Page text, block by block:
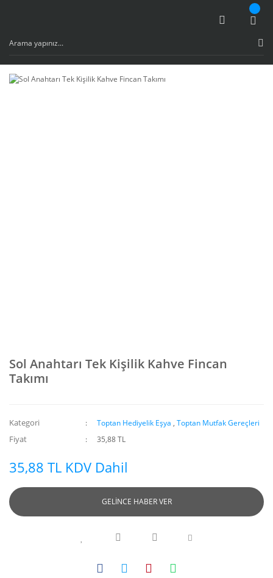
Sol Anahtarı Tek Kişilik Kahve Fincan
Takımı
Kategori Toptan Hediyelik Eşya ,Toptan Mutfak Gereçleri
Fiyat 35,88 TL
35,88 TL KDV Dahil
GELİNCE HABER VER